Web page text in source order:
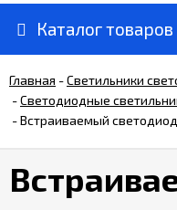
Прайс-
Доставка
Каталог товаров
Главная -Светильники
-Светодиодные
-Встраиваемый